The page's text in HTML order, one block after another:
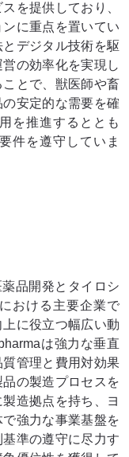
を提供しており、
に重点を置いてい
デジタル技術を駆
の効率化を実現し
とで、獣医師や畜
安定的な需要を確
を推進するととも
件を遵守していま
品開発とタイロシ
おける主要企業で
に役立つ幅広い動
は強力な垂直
管理と費用対効果
の製造プロセスを
造拠点を持ち、ヨ
強力な事業基盤を
準の遵守に尽力す